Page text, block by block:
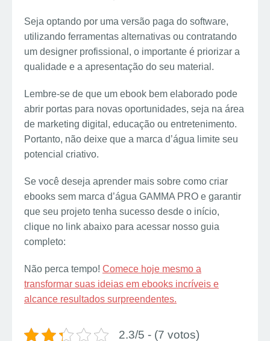
Seja optando por uma versão paga do software,
utilizando ferramentas alternativas ou contratando
um designer profissional, o importante é priorizar a
qualidade e a apresentação do seu material.
Lembre-se de que um ebook bem elaborado pode
abrir portas para novas oportunidades, seja na área
de marketing digital, educação ou entretenimento.
Portanto, não deixe que a marca d’água limite seu
potencial criativo.
Se você deseja aprender mais sobre como criar
ebooks sem marca d’água GAMMA PRO e garantir
que seu projeto tenha sucesso desde o início,
clique no link abaixo para acessar nosso guia
completo:
Não perca tempo! Comece hoje mesmo a
transformar suas ideias em ebooks incríveis e
alcance resultados surpreendentes.
2.3/5 - (7 votos)